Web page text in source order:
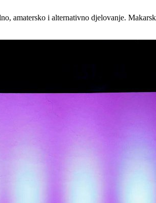
amatersko i alternativno djelovanje.